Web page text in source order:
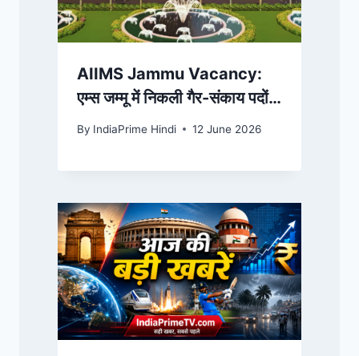
AIIMS Jammu Vacancy:
एम्स जम्मू में निकली गैर-संकाय पदों
पर भर्ती, 25 जून तक करें आवेदन;
By IndiaPrime Hindi 12 June 2026